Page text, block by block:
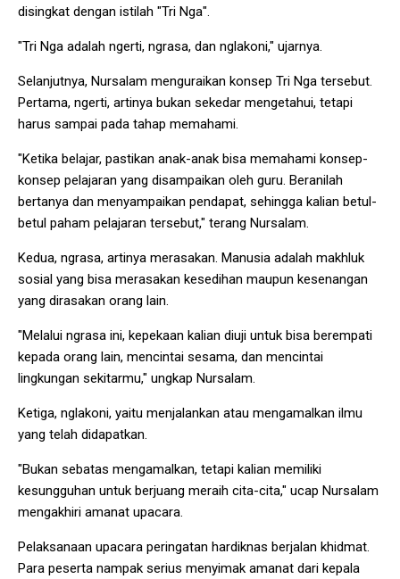
disingkat dengan istilah "Tri Nga".
"Tri Nga adalah ngerti, ngrasa, dan nglakoni," ujarnya.
Selanjutnya, Nursalam menguraikan konsep Tri Nga tersebut.
Pertama, ngerti, artinya bukan sekedar mengetahui, tetapi
harus sampai pada tahap memahami.
"Ketika belajar, pastikan anak-anak bisa memahami konsep-
konsep pelajaran yang disampaikan oleh guru. Beranilah
bertanya dan menyampaikan pendapat, sehingga kalian betul-
betul paham pelajaran tersebut," terang Nursalam.
Kedua, ngrasa, artinya merasakan. Manusia adalah makhluk
sosial yang bisa merasakan kesedihan maupun kesenangan
yang dirasakan orang lain.
"Melalui ngrasa ini, kepekaan kalian diuji untuk bisa berempati
kepada orang lain, mencintai sesama, dan mencintai
lingkungan sekitarmu," ungkap Nursalam.
Ketiga, nglakoni, yaitu menjalankan atau mengamalkan ilmu
yang telah didapatkan.
"Bukan sebatas mengamalkan, tetapi kalian memiliki
kesungguhan untuk berjuang meraih cita-cita," ucap Nursalam
mengakhiri amanat upacara.
Pelaksanaan upacara peringatan hardiknas berjalan khidmat.
Para peserta nampak serius menyimak amanat dari kepala